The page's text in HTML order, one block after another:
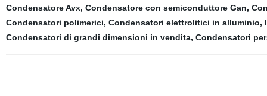
Condensatore Avx, Condensatore con semiconduttore Gan,
Condensatori polimerici, Condensatori elettrolitici in alluminio,
Condensatori di grandi dimensioni in vendita, Condensatori